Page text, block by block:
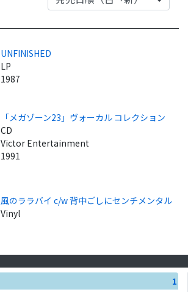
UNFINISHED
LP
1987
「メガゾーン23」ヴォーカル コレクション
CD
Victor Entertainment
1991
風のララバイ c/w 背中ごしにセンチメンタル
Vinyl
1